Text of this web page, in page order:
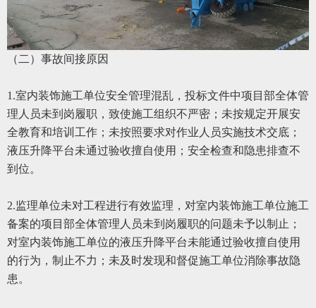
（二）事故间接原因
1.室内装饰施工单位安全管理混乱，投标文件中项目部全体管
理人员未到岗履职，致使施工组织不严密；未按规定开展安
全教育和培训工作；未按照要求对作业人员实施技术交底；
液压升降平台未通过验收擅自使用；安全检查和隐患排查不
到位。
2.监理单位未对工程进行有效监理，对室内装饰施工单位施工
备案的项目部全体管理人员未到岗履职的问题未予以制止；
对室内装饰施工单位的液压升降平台未能通过验收擅自使用
的行为，制止不力；未及时发现和督促施工单位消除事故隐
患。